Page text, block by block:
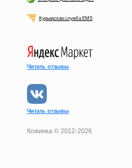
Курьерская служба EMS
Читать отзывы
Читать отзывы
Кожинка © 2012-2026